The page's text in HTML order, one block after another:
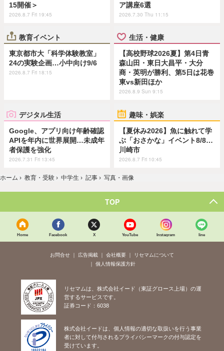
15開催＞
2026.8.7 Fri 19:45
ア講座6選
2026.7.30 Thu 11:15
教育イベント
東京都市大「科学体験教室」
24の実験企画…小中向け9/6
2026.8.7 Fri 18:15
生活・健康
【高校野球2026夏】第4日青
森山田・東日大昌平・大分
商・英明が勝利、第5日は花巻
東vs新田ほか
2026.8.9 Sun 9:15
デジタル生活
Google、アプリ向け年齢確認
APIを年内に世界展開…未成年
者保護を強化
2026.7.31 Fri 13:45
趣味・娯楽
【夏休み2026】魚に触れて学
ぶ「おさかな」イベント8/8…
川崎市
2026.8.7 Fri 10:45
ホーム › 教育・受験 › 中学生 › 記事 › 写真・画像
TOP
Home Facebook X YouTube Instagram line
お問合せ 広告掲載 会社概要
リセマムについて
個人情報保護方針
リセマムは、株式会社イード（東証グロース上場）の運
営するサービスです。
証券コード：6038
株式会社イードは、個人情報の適切な取扱いを行う事業
者に対して付与されるプライバシーマークの付与認定を
受けています。